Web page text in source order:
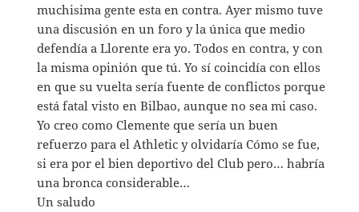
muchisima gente esta en contra. Ayer mismo tuve
una discusión en un foro y la única que medio
defendía a Llorente era yo. Todos en contra, y con
la misma opinión que tú. Yo sí coincidía con ellos
en que su vuelta sería fuente de conflictos porque
está fatal visto en Bilbao, aunque no sea mi caso.
Yo creo como Clemente que sería un buen
refuerzo para el Athletic y olvidaría Cómo se fue,
si era por el bien deportivo del Club pero… habría
una bronca considerable…
Un saludo